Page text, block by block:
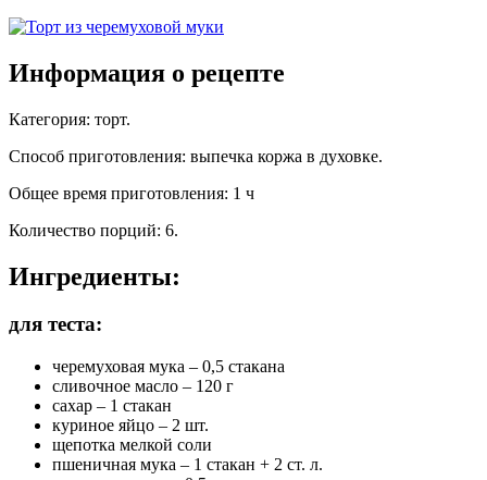
Информация о рецепте
Категория: торт.
Способ приготовления: выпечка коржа в духовке.
Общее время приготовления: 1 ч
Количество порций: 6.
Ингредиенты:
для теста:
черемуховая мука – 0,5 стакана
сливочное масло – 120 г
сахар – 1 стакан
куриное яйцо – 2 шт.
щепотка мелкой соли
пшеничная мука – 1 стакан + 2 ст. л.